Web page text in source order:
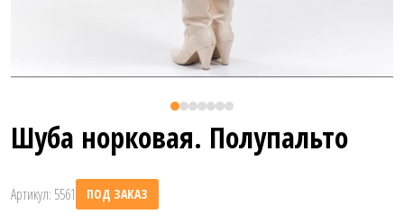
Шуба норковая. Полупальто
Артикул: 5561 ПОД ЗАКАЗ